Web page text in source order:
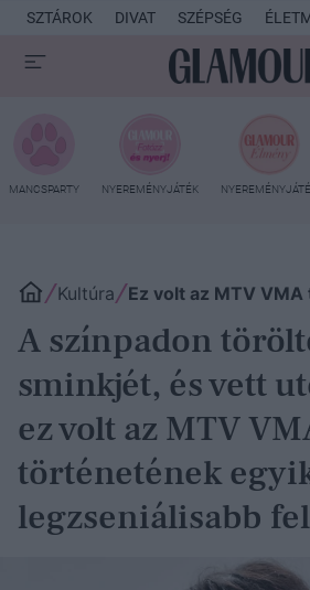
SZTÁROK DIVAT SZÉPSÉG
MANCSPARTY NYEREMÉNYJÁTÉK
Kultúra Ez volt az MTV
A színpadon
sminkjét, és vett
ez volt az MTV
történetének
legzseniálisabb